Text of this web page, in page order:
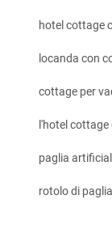
hotel cottage
locanda con
cottage per
l'hotel
paglia
rotolo di